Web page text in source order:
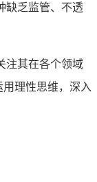
缺乏监管、不透
注其在各个领域
理性思维，深入